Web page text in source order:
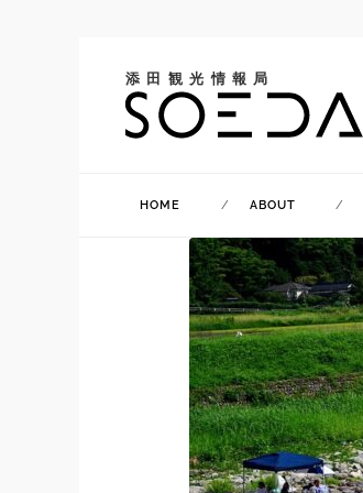
添田観光情報局
HOME ABOUT